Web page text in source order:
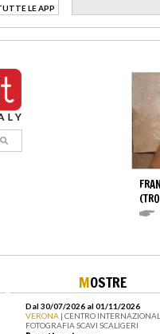
LE APP
MOSTRE
Dal 30/07/2026 al 01/11/2026
VERONA | CENTRO
FOTOGRAFIA SCAVI SCALIGERI